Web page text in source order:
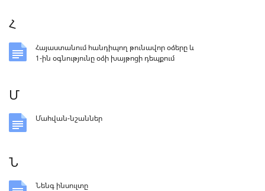
Հ
Հայաստանում հանդիպող թունավոր օձերը և
1-ին օգնությունը օձի խայթոցի դեպքում
Մ
Մահվան-նշաններ
Ն
Նենգ ինսուլտը